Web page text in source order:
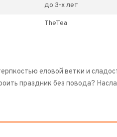
до 3-х лет
TheTea
еловой ветки и
праздник без повода?